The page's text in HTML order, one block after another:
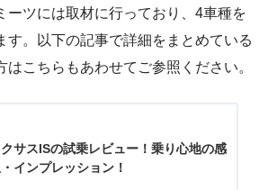
ーツには取材に行っており、4車種を
す。以下の記事で詳細をまとめている
はこちらもあわせてご参照ください。
クサスISの試乗レビュー！乗り心地の感
インプレッション！